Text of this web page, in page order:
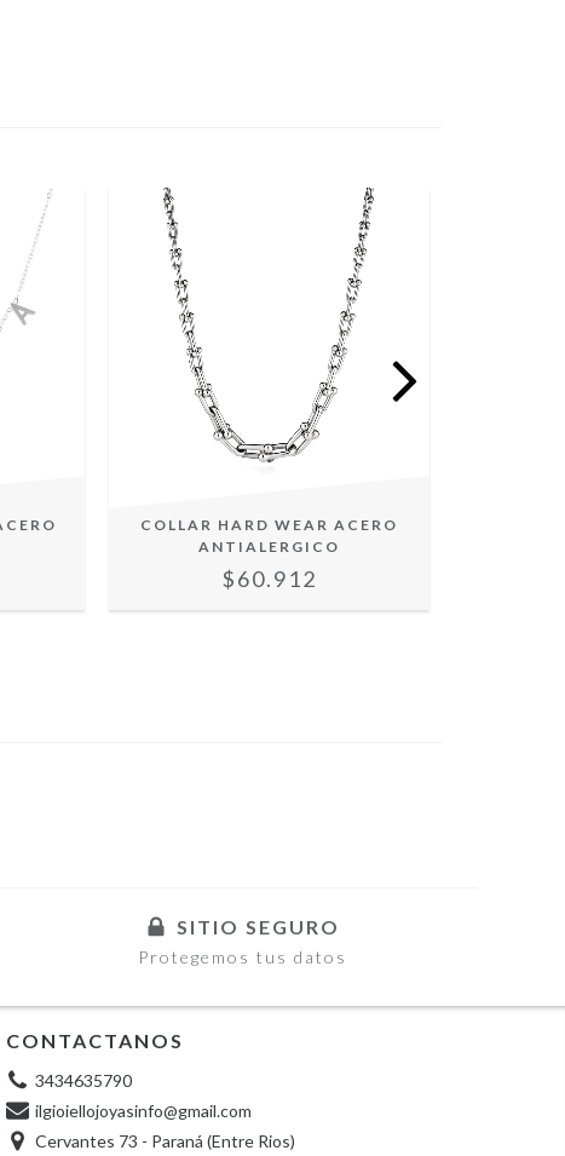
COLLAR HARD WEAR ACERO
ANTIALERGICO
$60.912
SITIO SEGURO
Protegemos tus datos
CONTACTANOS
3434635790
ilgioiellojoyasinfo@gmail.com
Cervantes 73 - Paraná (Entre Rios)